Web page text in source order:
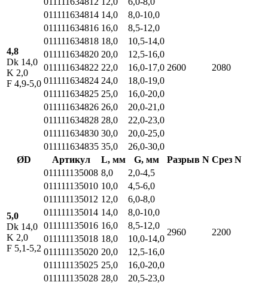
4,8
Dk 14,0
K 2,0
F 4,9-5,0
2600 2080
011111634814 14,0
8,0-10,0
011111634816 16,0
8,5-12,0
011111634818 18,0
10,5-14,0
011111634820 20,0
12,5-16,0
011111634822 22,0
16,0-17,0
011111634824 24,0
18,0-19,0
011111634825 25,0
16,0-20,0
011111634826 26,0
20,0-21,0
011111634828 28,0
22,0-23,0
011111634830 30,0
20,0-25,0
011111634835 35,0
26,0-30,0
ØD
Артикул L, мм G, мм Разрыв N Срез N
5,0
Dk 14,0
K 2,0
F 5,1-5,2
011111135008 8,0 2,0-4,5
2960 2200
011111135010 10,0
4,5-6,0
011111135012 12,0
6,0-8,0
011111135014 14,0
8,0-10,0
011111135016 16,0
8,5-12,0
011111135018 18,0
10,0-14,0
011111135020 20,0
12,5-16,0
011111135025 25,0
16,0-20,0
011111135028 28,0
20,5-23,0